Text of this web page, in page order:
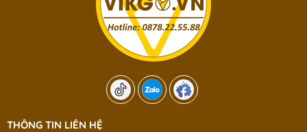
THÔNG TIN LIÊN HỆ